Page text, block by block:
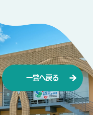
一覧へ戻る